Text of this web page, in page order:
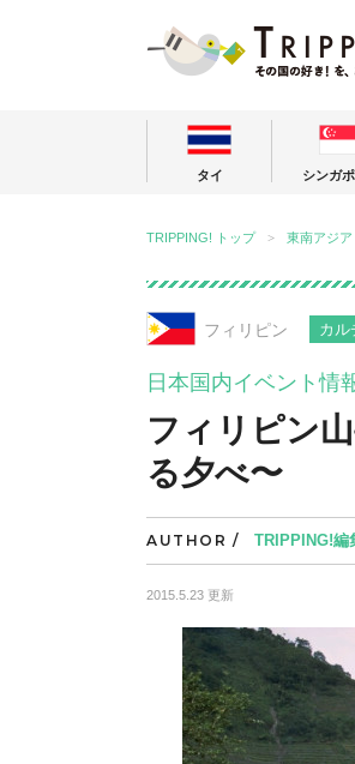
タイ シンガ
TRIPPING! トップ 東南アジ
フィリピン カル
日本国内イベント情
フィリピン
る夕べ〜
AUTHOR / TRIPPING!編
2015.5.23 更新